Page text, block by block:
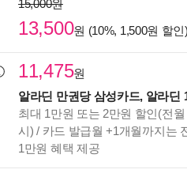
15,000원
13,500원 (10%, 1,500원 할인)
11,475원
알라딘 만권당 삼성카드, 알라딘
최대 1만원 또는 2만원 할인(전
시) / 카드 발급월 +1개월까지는
1만원 혜택 제공